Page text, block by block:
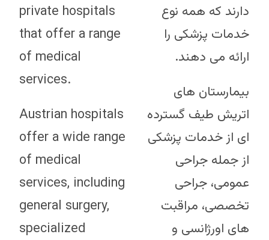
private hospitals
that offer a range
of medical
services.
Austrian hospitals
offer a wide range
of medical
services, including
general surgery,
specialized
دارند که همه نوع
خدمات پزشکی را
ارائه می دهند.
بیمارستان های
اتریش طیف گسترده
ای از خدمات پزشکی
از جمله جراحی
عمومی، جراحی
تخصصی، مراقبت
های اورژانسی و